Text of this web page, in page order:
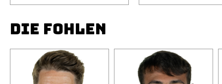
DIE FOHLEN